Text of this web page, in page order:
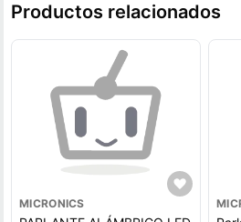
Productos relacionados
MICRONICS